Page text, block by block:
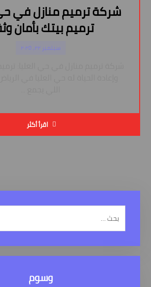
شركة ترميم منازل في
ترميم بيتك بأمان
سبتمبر ٢٢, ٢٠٢٥
اقرأ أكثر
وسوم